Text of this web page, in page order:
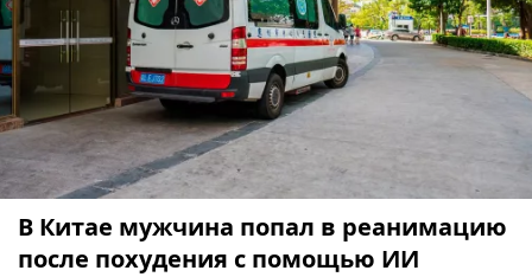
В Китае мужчина попал в реанимацию
после похудения с помощью ИИ